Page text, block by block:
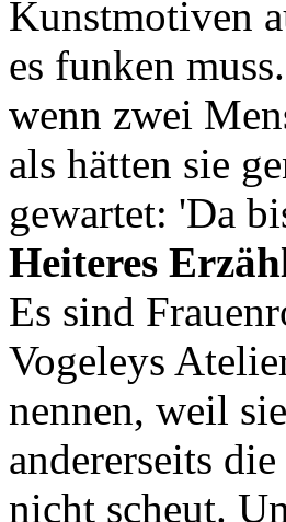
Kunstmotiven
es funken
wenn zwei
als hätten sie
gewartet: 'Da
Heiteres
Es sind
Vogeleys
nennen, weil
andererseits
nicht scheut.